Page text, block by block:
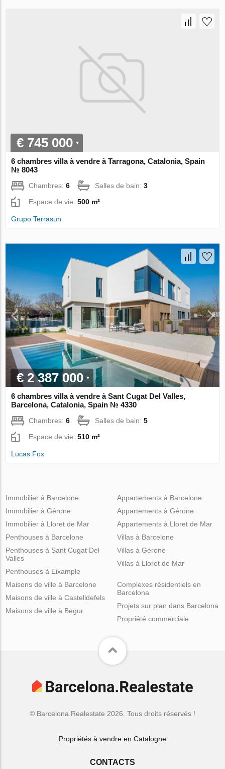
€ 745 000
6 chambres villa à vendre à Tarragona, Catalonia, Spain
№ 8043
Chambres:6 Salles de bain:3
Espace de vie:500 m²
Grupo Terrasun
€ 2 387 000
6 chambres villa à vendre à Sant Cugat Del Valles,
Barcelona, Catalonia, Spain № 4330
Chambres:6 Salles de bain:5
Espace de vie:510 m²
Lucas Fox
Immobilier à Barcelone
Immobilier à Gérone
Immobilier à Lloret de Mar
Appartements à Barcelone
Appartements à Gérone
Appartements à Lloret de Mar
Penthouses à Barcelone
Penthouses à Sant Cugat Del
Valles
Penthouses à Eixample
Villas à Barcelone
Villas à Gérone
Villas à Lloret de Mar
Maisons de ville à Barcelone
Maisons de ville à Castelldefels
Maisons de ville à Begur
Complexes résidentiels en
Barcelona
Projets sur plan dans Barcelona
Propriété commerciale
© Barcelona.Realestate 2026. Tous droits réservés !
Propriétés à vendre en Catalogne
CONTACTS